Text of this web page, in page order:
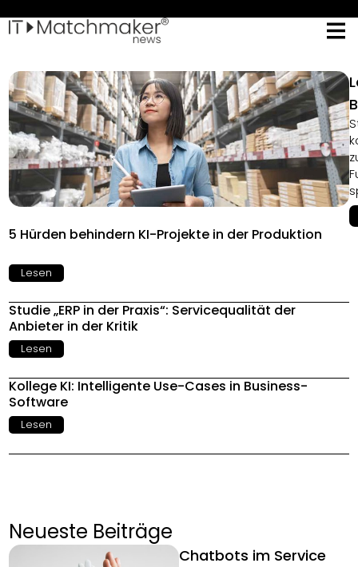
5 Hürden behindern KI-Projekte in der Produktion
Lesen
Studie „ERP in der Praxis“: Servicequalität der
Anbieter in der Kritik
Lesen
Kollege KI: Intelligente Use-Cases in Business-
Software
Lesen
Neueste Beiträge
Chatbots im Service